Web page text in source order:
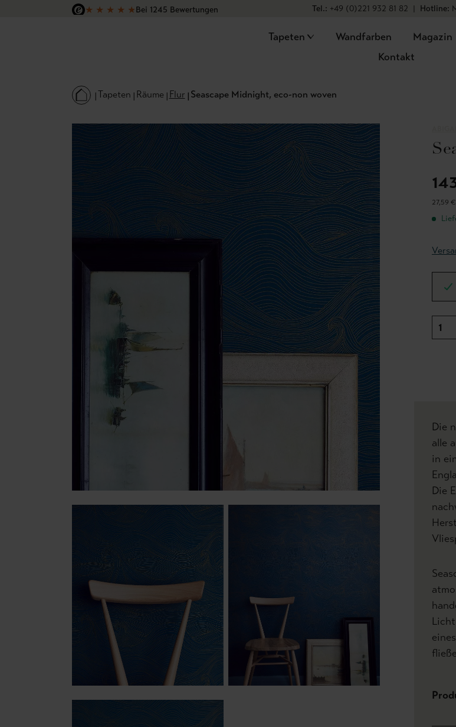
Hauptinhalt springen
Zur Suche springen
Zur Hauptnavigation springen
★ ★ ★ ★ ★Bei 1245 Bewertungen
Tel.: +49 (0)221 932 81 82 | Hotline:
Tapeten Wandfarben Magazin
Kontakt
Tapeten Räume Flur Seascape Midnight, eco-non woven
27,59 €
Die
alle
in
Die